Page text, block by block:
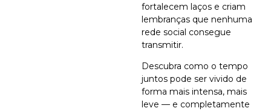
fortalecem laços e criam
lembranças que nenhuma
rede social consegue
transmitir.
Descubra como o tempo
juntos pode ser vivido de
forma mais intensa, mais
leve — e completamente